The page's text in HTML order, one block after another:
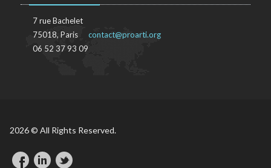
7 rue Bachelet
75018, Paris
06 52 37 93 09
contact@proarti.org
2026 © All Rights Reserved.